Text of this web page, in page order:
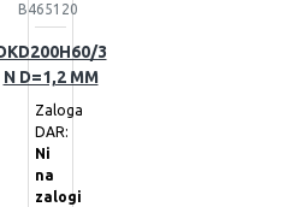
B465120
3
N D=1,2 MM
Zaloga
DAR:
Ni
na
zalogi